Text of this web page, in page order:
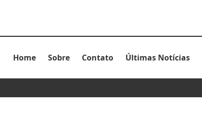
Home Sobre Contato Últimas Notícias